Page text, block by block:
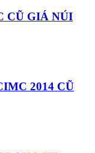
CŨ GIÁ NÚI
2014 CŨ